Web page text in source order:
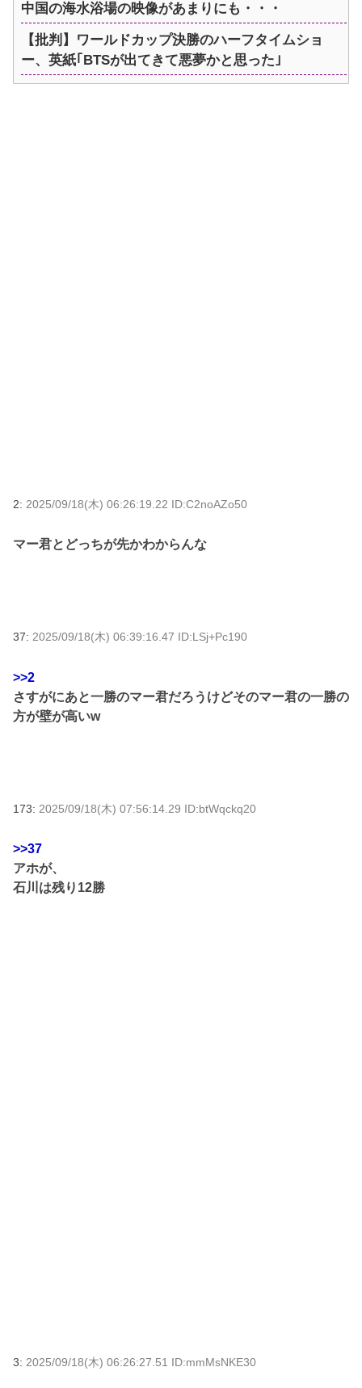
中国の海水浴場の映像があまりにも・・・
【批判】ワールドカップ決勝のハーフタイムショ
ー、英紙｢BTSが出てきて悪夢かと思った｣
2: 2025/09/18(木) 06:26:19.22 ID:C2noAZo50
マー君とどっちが先かわからんな
37: 2025/09/18(木) 06:39:16.47 ID:LSj+Pc190
>>2
さすがにあと一勝のマー君だろうけどそのマー君の一勝の
方が壁が高いw
173: 2025/09/18(木) 07:56:14.29 ID:btWqckq20
>>37
アホが、
石川は残り12勝
3: 2025/09/18(木) 06:26:27.51 ID:mmMsNKE30